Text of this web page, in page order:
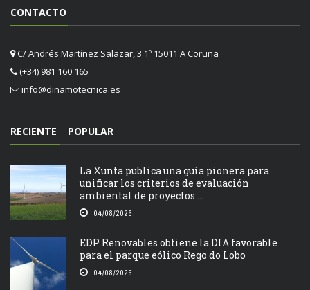
CONTACTO
C/ Andrés Martínez Salazar, 3 1º 15011 A Coruña
(+34) 981 160 165
info@dinamotecnica.es
RECIENTE POPULAR
La Xunta publica una guía pionera para
unificar los criterios de evaluación
ambiental de proyectos ...
04/08/2026
EDP Renovables obtiene la DIA favorable
para el parque eólico Rego do Lobo
04/08/2026